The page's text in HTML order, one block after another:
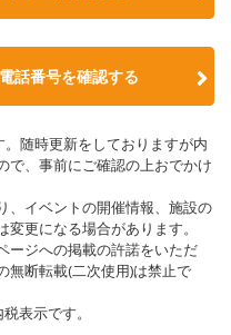
話番号を確認する
随時更新をしておりますが内
で、事前にご確認の上おでかけ
、イベントの開催情報、施設の
更になる場合があります。
ージへの掲載の許諾をいただ
無断転載(二次使用)は禁止で
表示です。